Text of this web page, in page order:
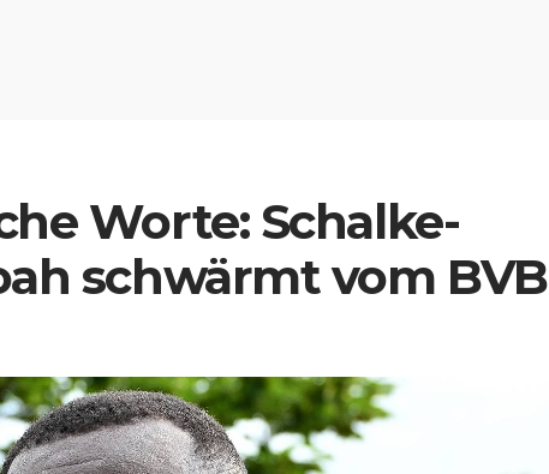
Worte: Schalke-
schwärmt vom BVB